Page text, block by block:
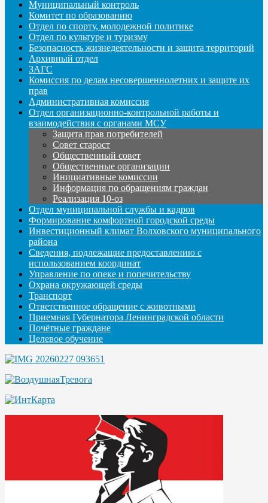
Муниципальный контроль
Комитет по образованию
Отдел по спорту, молодежной политике
Отдел по культуре и туризму
Безопасность жизнедеятельности и защита территорий
Архивный отдел
ЗАГС
Комиссия по делам несовершеннолетних и защите их
прав
Административная комиссия
Отдел организационно-контрольной работы и
взаимодействия с органами МСУ
Защита прав потребителей
Совет старост
Общественный совет
Общественные организации
Инициативные комиссии
Информация по обращениям граждан
Реализация 10-оз
Отдел муниципальной службы и кадров
Формирование комфортной городской среды
Инвестиционный климат Волховского муниципального
района
Сведения, подлежащие предоставлению с
использованием координат
Управление по опеке и попечительству
Охрана окружающей среды
Транспорт
Ответственное обращение с животными
Приемная Губернатора Ленинградской области
Почётные граждане
Целевое обучение